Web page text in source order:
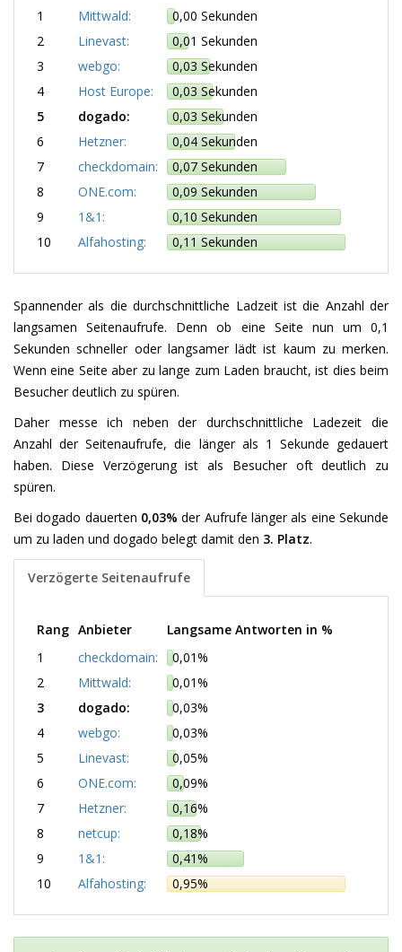
1
Mittwald:
0,00 Sekunden
2
Linevast:
0,01 Sekunden
3
webgo:
0,03 Sekunden
4
Host Europe:
0,03 Sekunden
5
dogado:
0,03 Sekunden
6
Hetzner:
0,04 Sekunden
7
checkdomain:
0,07 Sekunden
8
ONE.com:
0,09 Sekunden
9
1&1:
0,10 Sekunden
10
Alfahosting: 0,11 Sekunden
Spannender als die durchschnittliche Ladzeit ist die Anzahl der
langsamen Seitenaufrufe. Denn ob eine Seite nun um 0,1
Sekunden schneller oder langsamer lädt ist kaum zu merken.
Wenn eine Seite aber zu lange zum Laden braucht, ist dies beim
Besucher deutlich zu spüren.
Daher messe ich neben der durchschnittliche Ladezeit die
Anzahl der Seitenaufrufe, die länger als 1 Sekunde gedauert
haben. Diese Verzögerung ist als Besucher oft deutlich zu
spüren.
Bei dogado dauerten 0,03% der Aufrufe länger als eine Sekunde
um zu laden und dogado belegt damit den 3. Platz.
Verzögerte Seitenaufrufe
Rang Anbieter
Langsame Antworten in %
1
checkdomain:
0,01%
2
Mittwald:
0,01%
3
dogado:
0,03%
4
webgo:
0,03%
5
Linevast:
0,05%
6
ONE.com:
0,09%
7
Hetzner:
0,16%
8
netcup:
0,18%
9
1&1:
0,41%
10
Alfahosting: 0,95%